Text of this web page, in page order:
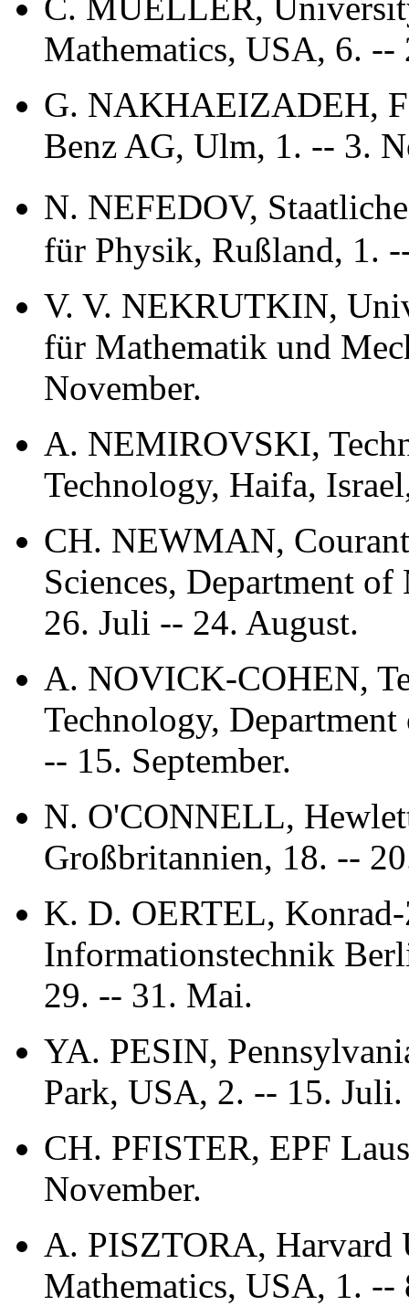
Mathematics, USA, 6. --
G. NAKHAEIZADEH,
Benz AG, Ulm, 1. -- 3.
N. NEFEDOV,
für Physik, Rußland, 1.
V. V. NEKRUTKIN,
für Mathematik und
November.
A. NEMIROVSKI,
Technology, Haifa,
CH. NEWMAN,
Sciences, Department
26. Juli -- 24. August.
A. NOVICK-COHEN,
Technology,
-- 15. September.
N. O'CONNELL,
Großbritannien, 18. --
K. D. OERTEL,
Informationstechnik
29. -- 31. Mai.
YA. PESIN,
Park, USA, 2. -- 15. Juli.
CH. PFISTER, EPF
November.
A. PISZTORA, Harvard
Mathematics, USA, 1. --